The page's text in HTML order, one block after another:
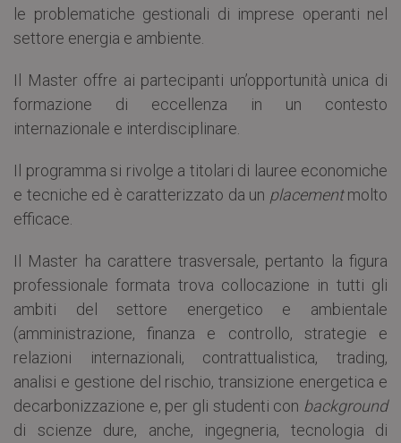
le problematiche gestionali di imprese operanti nel
settore energia e ambiente.
Il Master offre ai partecipanti un’opportunità unica di
formazione di eccellenza in un contesto
internazionale e interdisciplinare.
Il programma si rivolge a titolari di lauree economiche
e tecniche ed è caratterizzato da un placementmolto
efficace.
Il Master ha carattere trasversale, pertanto la figura
professionale formata trova collocazione in tutti gli
ambiti del settore energetico e ambientale
(amministrazione, finanza e controllo, strategie e
relazioni internazionali, contrattualistica, trading,
analisi e gestione del rischio, transizione energetica e
decarbonizzazione e, per gli studenti con background
di scienze dure, anche, ingegneria, tecnologia di